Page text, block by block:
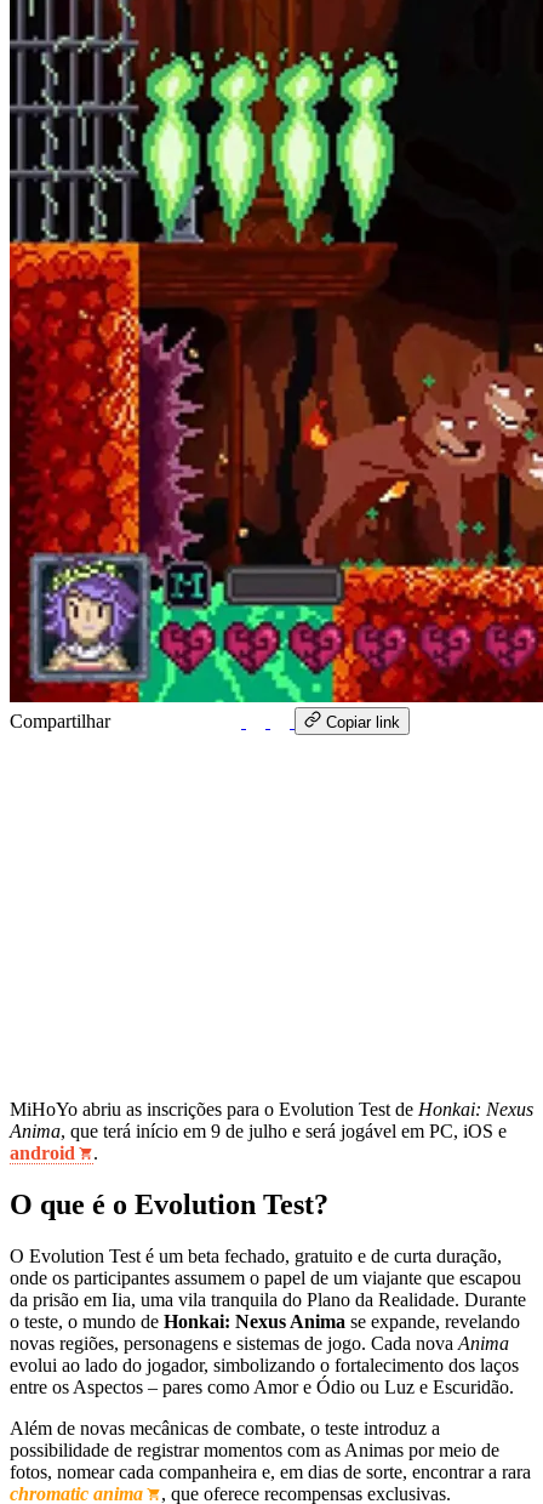
Compartilhar Copiar link
MiHoYo abriu as inscrições para o Evolution Test de Honkai: Nexus
Anima, que terá início em 9 de julho e será jogável em PC, iOS e
android
.
O que é o Evolution Test?
O Evolution Test é um beta fechado, gratuito e de curta duração,
onde os participantes assumem o papel de um viajante que escapou
da prisão em Iia, uma vila tranquila do Plano da Realidade. Durante
o teste, o mundo de Honkai: Nexus Anima se expande, revelando
novas regiões, personagens e sistemas de jogo. Cada nova Anima
evolui ao lado do jogador, simbolizando o fortalecimento dos laços
entre os Aspectos – pares como Amor e Ódio ou Luz e Escuridão.
Além de novas mecânicas de combate, o teste introduz a
possibilidade de registrar momentos com as Animas por meio de
fotos, nomear cada companheira e, em dias de sorte, encontrar a rara
chromatic anima
, que oferece recompensas exclusivas.